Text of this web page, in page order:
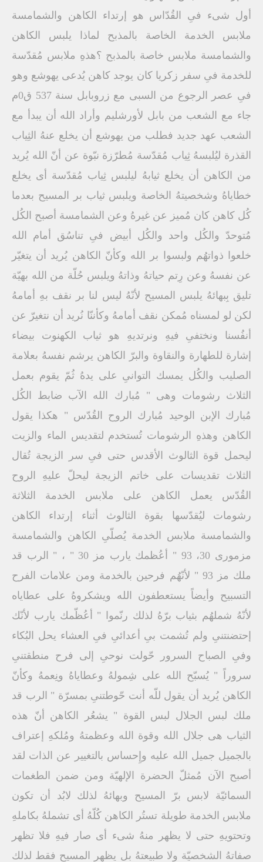
أول شىء فىِ القُدّاس هو إرتداء الكاهن والشمامسة
ملابس الخدمة الخاصة بالمذبح لماذا يلبس الكاهن
والشمامسة ملابس خاصة بالمذبح ؟هذهِ ملابس مُقدّسة
للخدمة فىِ سفر زكريا كان يوجد كاهن يُدعى يهوشع وهو
فىِ عصر الرجوع من السبى مع زروبابل سنة 537 ق0م
جاء مع الشعب من بابل لأورشليم وأراد الله أن يبدأ مع
الشعب عهد جديد فطلب من يهوشع أن يخلع عنهُ الثِياب
القذرة ليُلبسهُ ثِياب مُقدّسة مُطرّزة نبّوة عن أنّ الله يُريد
من الكاهن أن يخلع ثيابهُ ليلبس ثِياب مُقدّسة أى يخلع
خطاياهُ وشخصيتهُ الخاصة ويلبس ثياب بر المسيح بعدما
كُل كاهن كان مُميز عن غيرهُ وعن الشمامسة أصبح الكُل
مُتوحدّ والكُل واحد والكُل أبيض فىِ تناسُق أمام الله
خلعوا ذواتهُم ولبسوا بر الله وكأنّ الكاهن يُريد أن يتغيّر
عن نفسهُ وعن رِتم حياتهُ وذاتهُ ويلبس حُلّة من الله بهيّة
تليق بِبهائهُ يلبس المسيح لأنّهُ ليس لنا بر نقف بهِ أمامهُ
لكن لو لمسناه مُمكن نقف أمامهُ وكأننّا نُريد أن نتغيرّ عن
أنفُسنا ونختفىِ فيهِ ونرتديهِ هو ثياب الكهنوت بيضاء
إشارة للطهارة والنقاوة والبرّ الكاهن يرشم نفسهُ بعلامة
الصليب والكُل يمسك التوانىِ على يدهُ ثُمّ يقوم بعمل
الثلاث رشومات وهى " مُبارك الله الآب ضابط الكُل
مُبارك الإبن الوحيد مُبارك الروح القُدّس " هكذا يقول
الكاهن وهذهِ الرشومات تُستخدم لتقديس الماء والزيت
ليحمل قوة الثالوث الأقدس حتى فىِ سر الزيجة تُقال
الثلاث تقديسات على خاتم الزيجة ليحلّ عليهِ الروح
القُدّس يعمل الكاهن على ملابس الخدمة الثلاثة
رشومات ليُقدّسها بقوة الثالوث أثناء إرتداء الكاهن
والشمامسة ملابس الخدمة يُصلّىِ الكاهن والشمامسة
مزمورى 30، 93 " أعُظمك يارب مز 30 " ، " الرب قد
ملك مز 93 " لأنّهُم فرحين بالخدمة ومن علامات الفرح
التسبيح وأيضاً يستعطفون الله ويشكروهُ على عطاياه
لأنّهُ شملهُم بثياب برّهُ لذلك رنّموا " أعُظّمك يارب لأنّك
إحتضنتنىِ ولم تُشمت بىِ أعدائىِ فىِ العشاء يحل البُكاء
وفىِ الصباح السرور حّولت نوحىِ إلى فرح منطقتنىِ
سروراً " يُسبّح الله على شِمولهُ وعطاياهُ ونِعمهُ وكأنّ
الكاهن يُريد أن يقول للّه أنت حّوطتنىِ بمسرّة " الرب قد
ملك لبس الجلال لبس القوة " يشعُر الكاهن أنّ هذه
الثياب هى جلال الله وقوة الله وعظمتهُ ومُلكهِ إعتراف
بالجميل جميل الله عليه وإِحساس بالتغيير عن الذات لقد
أصبح الآن مُمثلّ الحضرة الإلهيّة ومن ضمن الطغمات
السمائيّة لابس برّ المسيح وبهائهُ لذلك لابُد أن تكون
ملابس الخدمة طويلة تستُر الكاهن كُلّهُ أى تشملهُ بكاملهِ
وتحتويهِ حتى لا يظهر منهُ شىء أى صار فيهِ فلا تظهر
صفاتهُ الشخصيّة ولا طبيعتهُ بل يظهر المسيح فقط لذلك